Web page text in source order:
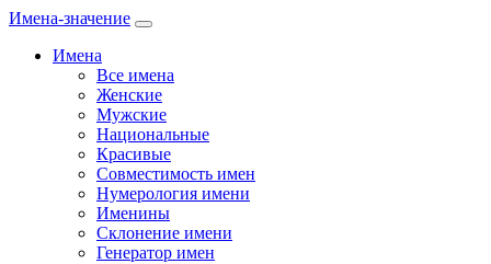
Имена-значение
Имена
Все имена
Женские
Мужские
Национальные
Красивые
Совместимость имен
Нумерология имени
Именины
Склонение имени
Генератор имен